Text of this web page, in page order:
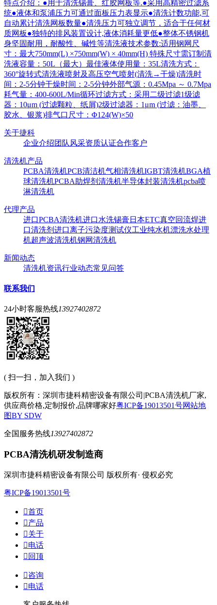
特点介绍：●用于清洗锡膏、红胶网板等.●采用高精密过滤系
统●液体和泵浦压力可通过面板压力表显示●清洗计数功能,可
自动累计清洗网板数量●清洗压力可独立调节，适合于任何材
质网板●独特的排风装置设计,液体消耗量更低●整体不锈钢机
身坚固耐用，耐酸性、碱性等清洗液技术参数:适用钢网尺
寸：最大750mm(L) ×750mm(W) × 40mm(H) 特殊尺寸需订制清
洗液容量：50L（最大）最佳液体使用量：35L清洗方式：
360°旋转式清洗液喷射及高压空气喷射(清洗→干燥)清洗时
间：2-5分钟干燥时间：2-5分钟外部气源：0.45Mpa ～ 0.7Mpa
耗气量：400-600L/Min循环过滤方式：采用二级过滤1级滤
器：10μm (过滤颗粒、纸屑)2级过滤器：1μm (过滤：油墨、
胶水、银浆)排气口尺寸：Φ124(W)×50
关于捷科
企业介绍团队风采资质认证合作客户
清洗机产品
PCBA清洗机PCB清洁机气相清洗机IGBT清洗机BGA植
球清洗机PCBA助焊剂清洗机半导体封装清洗机pcba喷
淋清洗机
代理产品
进口PCBA清洗机进口水洗锡膏 日本ETC真空回流焊进
口清洗剂 进口离子污染度测试仪工业纯水机漂洗水处理
机超声波清洗机钢网清洗机
新闻动态
清洗机资讯行业动态常见问答
联系我们
24小时客服热线13927402872
( 扫一扫，加入我们 )
版权所有：深圳市捷科精密设备有限公司|PCBA清洗机厂家,
供应商价格,定制报价,品牌哪家好粤ICP备19013501号网站地
图BY SDW
全国服务热线13927402872
PCBA清洗机研发制造商
深圳市捷科精密设备有限公司 版权所有· 侵权必究
粤ICP备19013501号
首页
产品
关于
电话
 回顶
咨询
电话